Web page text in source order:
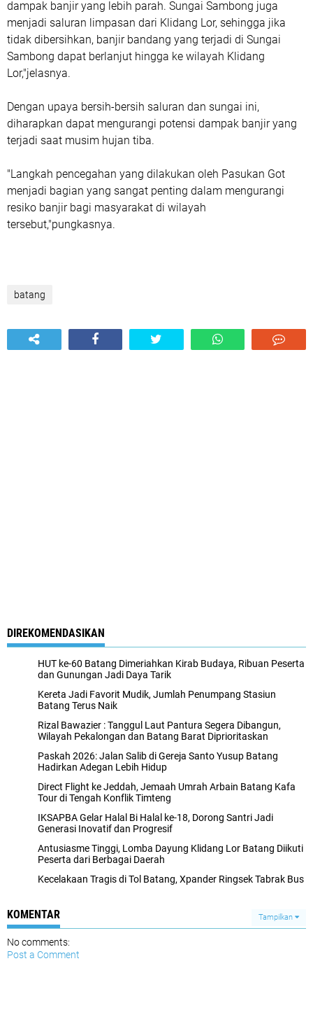
dampak banjir yang lebih parah. Sungai Sambong juga
menjadi saluran limpasan dari Klidang Lor, sehingga jika
tidak dibersihkan, banjir bandang yang terjadi di Sungai
Sambong dapat berlanjut hingga ke wilayah Klidang
Lor,"jelasnya.
Dengan upaya bersih-bersih saluran dan sungai ini,
diharapkan dapat mengurangi potensi dampak banjir yang
terjadi saat musim hujan tiba.
"Langkah pencegahan yang dilakukan oleh Pasukan Got
menjadi bagian yang sangat penting dalam mengurangi
resiko banjir bagi masyarakat di wilayah
tersebut,"pungkasnya.
batang
DIREKOMENDASIKAN
HUT ke-60 Batang Dimeriahkan Kirab Budaya, Ribuan Peserta
dan Gunungan Jadi Daya Tarik
Kereta Jadi Favorit Mudik, Jumlah Penumpang Stasiun
Batang Terus Naik
Rizal Bawazier : Tanggul Laut Pantura Segera Dibangun,
Wilayah Pekalongan dan Batang Barat Diprioritaskan
Paskah 2026: Jalan Salib di Gereja Santo Yusup Batang
Hadirkan Adegan Lebih Hidup
Direct Flight ke Jeddah, Jemaah Umrah Arbain Batang Kafa
Tour di Tengah Konflik Timteng
IKSAPBA Gelar Halal Bi Halal ke-18, Dorong Santri Jadi
Generasi Inovatif dan Progresif
Antusiasme Tinggi, Lomba Dayung Klidang Lor Batang Diikuti
Peserta dari Berbagai Daerah
Kecelakaan Tragis di Tol Batang, Xpander Ringsek Tabrak Bus
KOMENTAR Tampilkan
No comments:
Post a Comment